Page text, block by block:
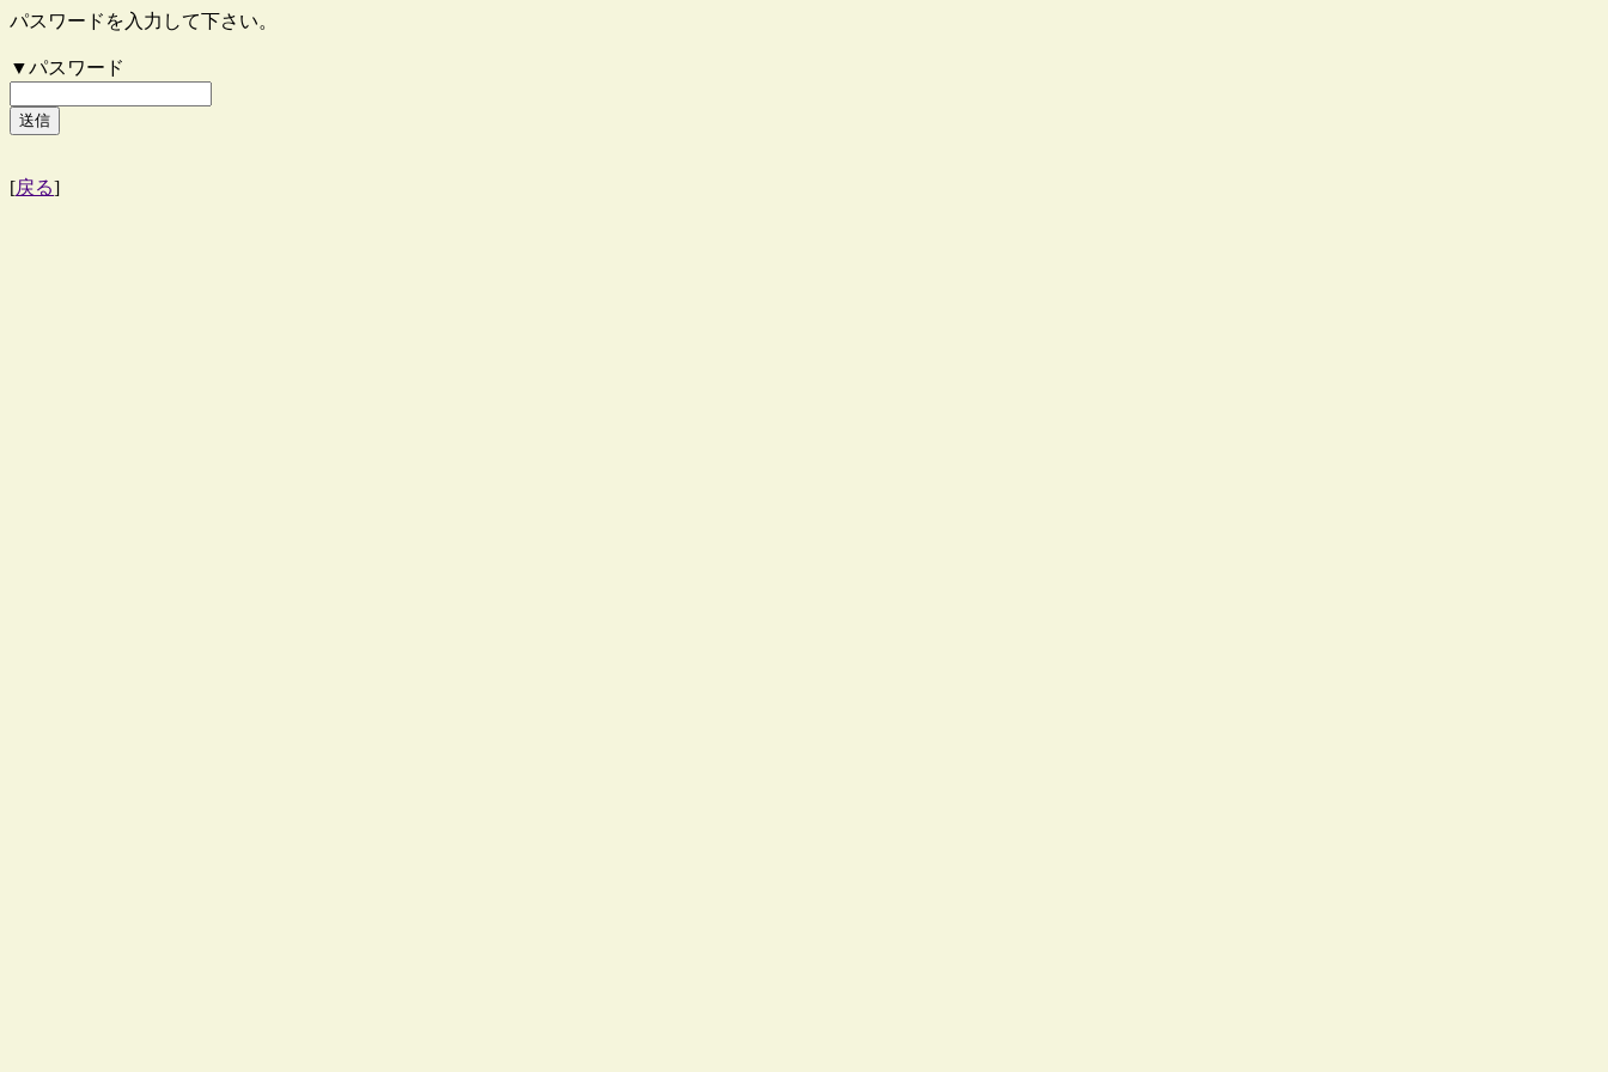
パスワードを入力して下さい。
▼パスワード
[戻る]